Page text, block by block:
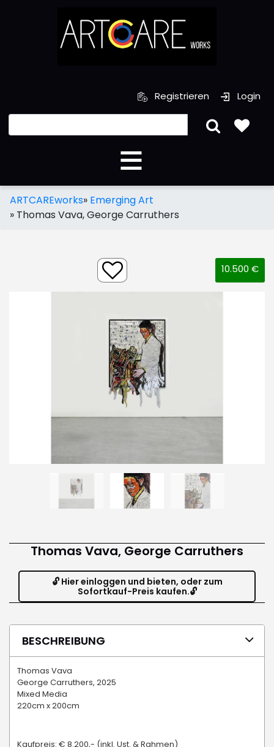
Registrieren Login
ARTCAREworks» Emerging Art
» Thomas Vava, George Carruthers
10.500 €
Thomas Vava, George Carruthers
🔓 Hier einloggen und bieten, oder zum
Sofortkauf-Preis kaufen.🔓
BESCHREIBUNG
Thomas Vava
George Carruthers, 2025
Mixed Media
220cm x 200cm
Kaufpreis: € 8.200,- (inkl. Ust. & Rahmen)